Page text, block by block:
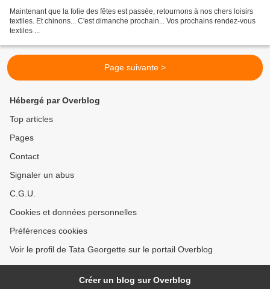
Maintenant que la folie des fêtes est passée, retournons à nos chers loisirs
textiles. Et chinons... C'est dimanche prochain... Vos prochains rendez-vous
textiles ...
Page suivante >
Hébergé par Overblog
Top articles
Pages
Contact
Signaler un abus
C.G.U.
Cookies et données personnelles
Préférences cookies
Voir le profil de Tata Georgette sur le portail Overblog
Créer un blog sur Overblog